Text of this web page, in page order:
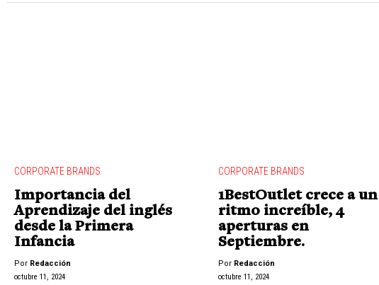
CORPORATE BRANDS
Importancia del
Aprendizaje del inglés
desde la Primera
Infancia
Por Redacción
octubre 11, 2024
CORPORATE BRANDS
1BestOutlet crece a un
ritmo increíble, 4
aperturas en
Septiembre.
Por Redacción
octubre 11, 2024